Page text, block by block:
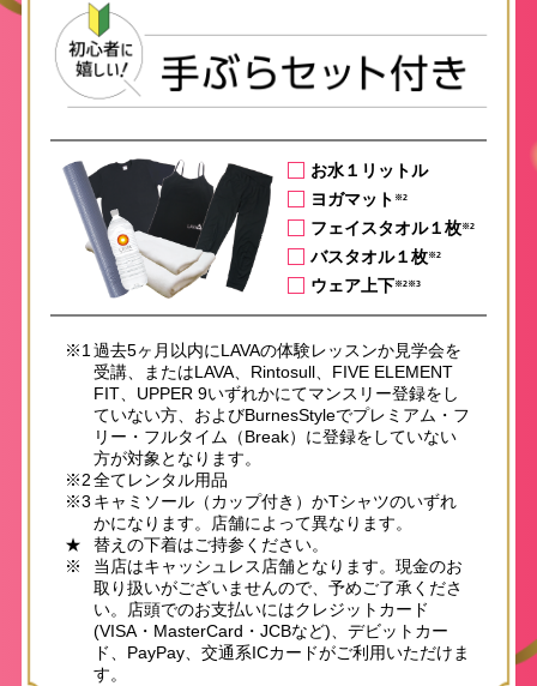
お水１リットル
ヨガマット ※2
フェイスタオル１枚※2
バスタオル１枚※2
ウェア上下※2※3
※1 過去5ヶ月以内にLAVAの体験レッスンか見学会を
受講、またはLAVA、Rintosull、FIVE ELEMENT
FIT、UPPER 9いずれかにてマンスリー登録をし
ていない方、およびBurnesStyleでプレミアム・フ
リー・フルタイム（Break）に登録をしていない
方が対象となります。
※2全てレンタル用品
※3 キャミソール（カップ付き）かTシャツのいずれ
かになります。店舗によって異なります。
★
替えの下着はご持参ください。
※
当店はキャッシュレス店舗となります。現金のお
取り扱いがございませんので、予めご了承くださ
い。店頭でのお支払いにはクレジットカード
(VISA・MasterCard・JCBなど)、デビットカー
ド、PayPay、交通系ICカードがご利用いただけま
す。